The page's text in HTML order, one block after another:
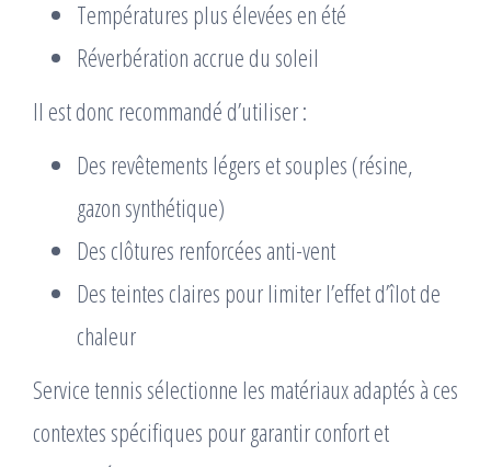
Températures plus élevées en été
Réverbération accrue du soleil
Il est donc recommandé d’utiliser :
Des revêtements légers et souples (résine,
gazon synthétique)
Des clôtures renforcées anti-vent
Des teintes claires pour limiter l’effet d’îlot de
chaleur
Service tennis sélectionne les matériaux adaptés à ces
contextes spécifiques pour garantir confort et